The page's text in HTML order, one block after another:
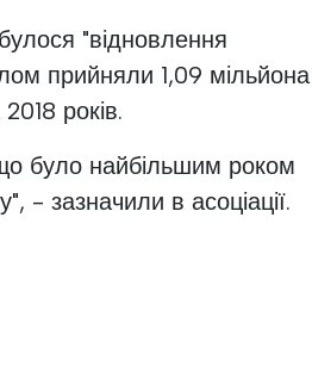
"відновлення
прийняли 1,09 мільйона
років.
було найбільшим роком
- зазначили в асоціації.